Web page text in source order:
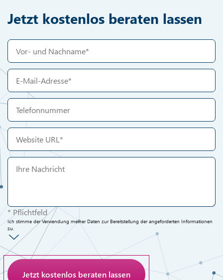
Jetzt kostenlos beraten lassen
* Pflichtfeld
Ich stimme der Verwendung meiner Daten zur Bereitstellung der angeforderten Informationen
zu.